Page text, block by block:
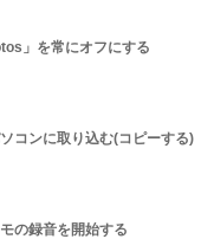
」を常にオフにする
コンに取り込む(コピーする)
の録音を開始する